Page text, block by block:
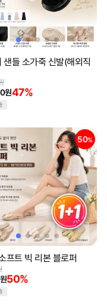
샌들 소가죽 신발(해외직
원47%
50%
프트 빅 리본 블로퍼
50%